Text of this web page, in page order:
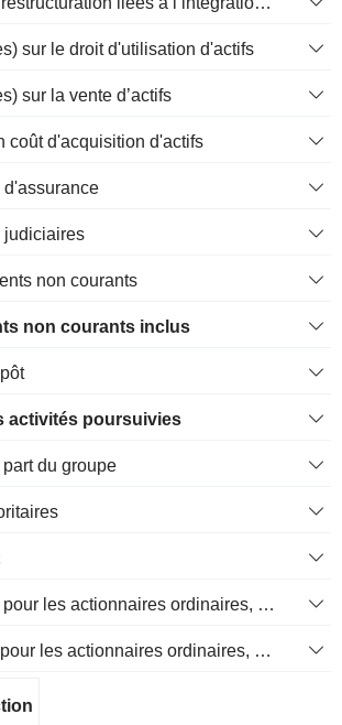
sur le droit d'utilisation d'actifs
sur la vente d’actifs
coût d'acquisition d'actifs
d'assurance
judiciaires
non courants
non courants inclus
activités poursuivies
du groupe
Résultat net pour les actionnaires ordinaires, éléments exceptionnels inclus.
Revenu net pour les actionnaires ordinaires, hors éléments exceptionnelsRésultat net pour les actionnaires ordinaires, éléments exceptionnels exclus.